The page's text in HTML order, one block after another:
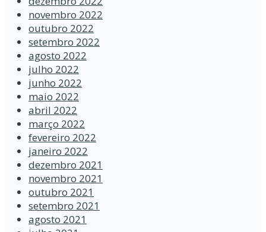
novembro 2022
outubro 2022
setembro 2022
agosto 2022
julho 2022
junho 2022
maio 2022
abril 2022
março 2022
fevereiro 2022
janeiro 2022
dezembro 2021
novembro 2021
outubro 2021
setembro 2021
agosto 2021